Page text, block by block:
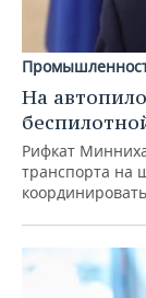
На
Рифкат
транспорта на